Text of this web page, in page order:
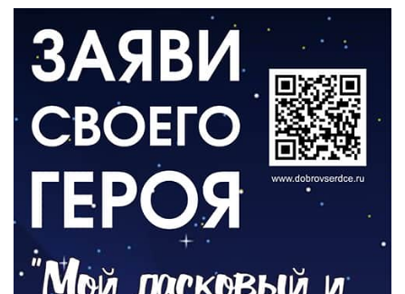
ВЛАСТЬ
День памяти и «Симфония народов»
06.08.2026
Новый настил на экотропе
05.08.2026